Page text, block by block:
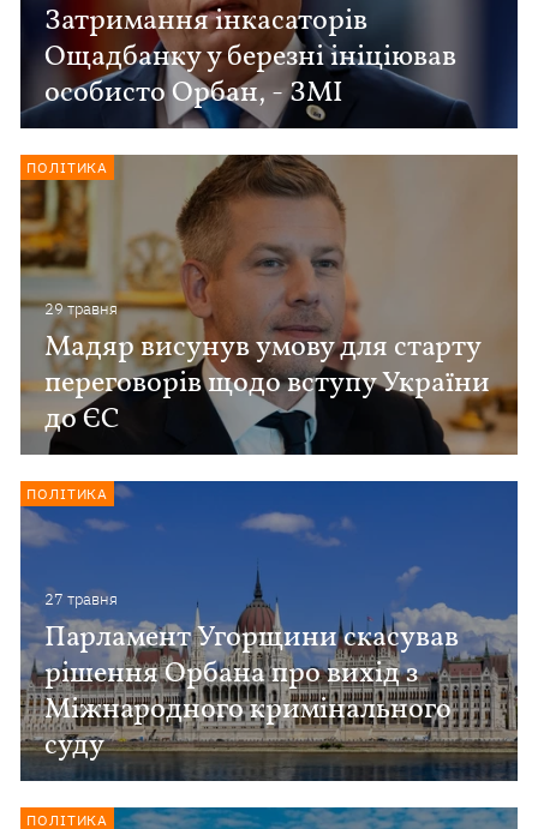
Затримання інкасаторів
Ощадбанку у березні ініціював
особисто Орбан, - ЗМІ
29 травня
Мадяр висунув умову для старту
переговорів щодо вступу України
до ЄС
ПОЛІТИКА
27 травня
Парламент Угорщини скасував
рішення Орбана про вихід з
Міжнародного кримінального
суду
ПОЛІТИКА
ПОЛІТИКА